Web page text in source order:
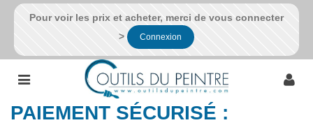
Pour voir les prix et acheter, merci de vous connecter
>
Connexion
PAIEMENT SÉCURISÉ :